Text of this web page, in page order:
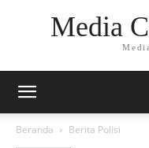
Media
Beranda Berita Polisi